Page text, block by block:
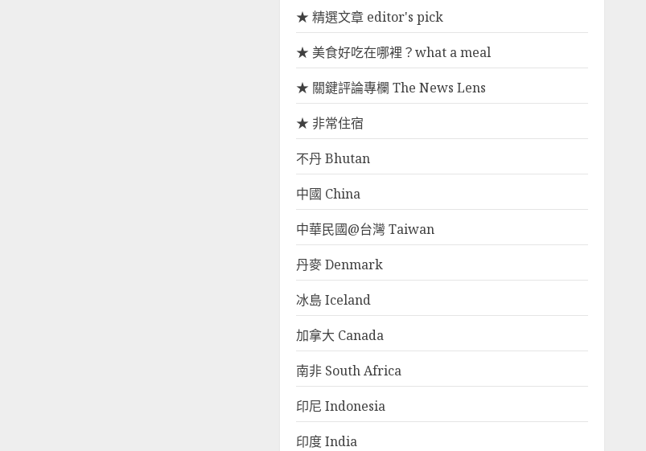
★ 精選文章 editor's pick
★ 美食好吃在哪裡？what a meal
★ 關鍵評論專欄 The News Lens
★ 非常住宿
不丹 Bhutan
中國 China
中華民國@台灣 Taiwan
丹麥 Denmark
冰島 Iceland
加拿大 Canada
南非 South Africa
印尼 Indonesia
印度 India